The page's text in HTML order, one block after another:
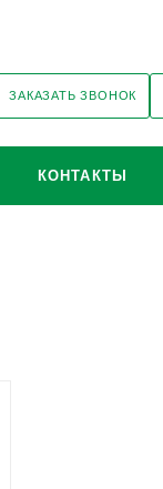
ЗАКАЗАТЬ ЗВОНОК
КОНТАКТЫ